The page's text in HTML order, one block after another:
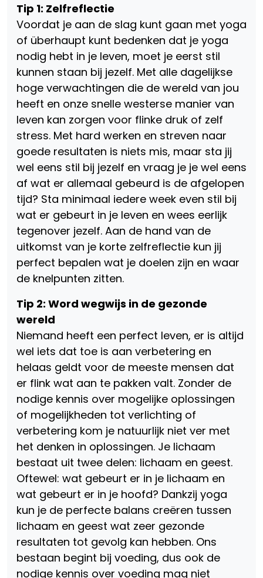
Tip 1: Zelfreflectie
Voordat je aan de slag kunt gaan met yoga
of überhaupt kunt bedenken dat je yoga
nodig hebt in je leven, moet je eerst stil
kunnen staan bij jezelf. Met alle dagelijkse
hoge verwachtingen die de wereld van jou
heeft en onze snelle westerse manier van
leven kan zorgen voor flinke druk of zelf
stress. Met hard werken en streven naar
goede resultaten is niets mis, maar sta jij
wel eens stil bij jezelf en vraag je je wel eens
af wat er allemaal gebeurd is de afgelopen
tijd? Sta minimaal iedere week even stil bij
wat er gebeurt in je leven en wees eerlijk
tegenover jezelf. Aan de hand van de
uitkomst van je korte zelfreflectie kun jij
perfect bepalen wat je doelen zijn en waar
de knelpunten zitten.
Tip 2: Word wegwijs in de gezonde
wereld
Niemand heeft een perfect leven, er is altijd
wel iets dat toe is aan verbetering en
helaas geldt voor de meeste mensen dat
er flink wat aan te pakken valt. Zonder de
nodige kennis over mogelijke oplossingen
of mogelijkheden tot verlichting of
verbetering kom je natuurlijk niet ver met
het denken in oplossingen. Je lichaam
bestaat uit twee delen: lichaam en geest.
Oftewel: wat gebeurt er in je lichaam en
wat gebeurt er in je hoofd? Dankzij yoga
kun je de perfecte balans creëren tussen
lichaam en geest wat zeer gezonde
resultaten tot gevolg kan hebben. Ons
bestaan begint bij voeding, dus ook de
nodige kennis over voeding mag niet